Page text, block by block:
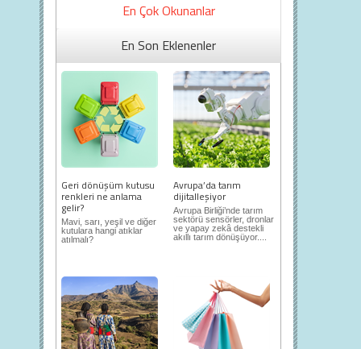
En Çok Okunanlar
En Son Eklenenler
Geri dönüşüm kutusu
renkleri ne anlama
gelir?
Mavi, sarı, yeşil ve diğer
kutulara hangi atıklar
atılmalı?
Avrupa’da tarım
dijitalleşiyor
Avrupa Birliği’nde tarım
sektörü sensörler, dronlar
ve yapay zekâ destekli
akıllı tarım dönüşüyor....